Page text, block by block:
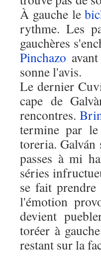
À gauche le
rythme. Les
gauchères
Pinchazo
sonne l'avis.
Le dernier
cape de
rencontres.
termine par
toreria.
passes à mi
séries
se fait
l'émotion
devient
toréer à
restant sur la